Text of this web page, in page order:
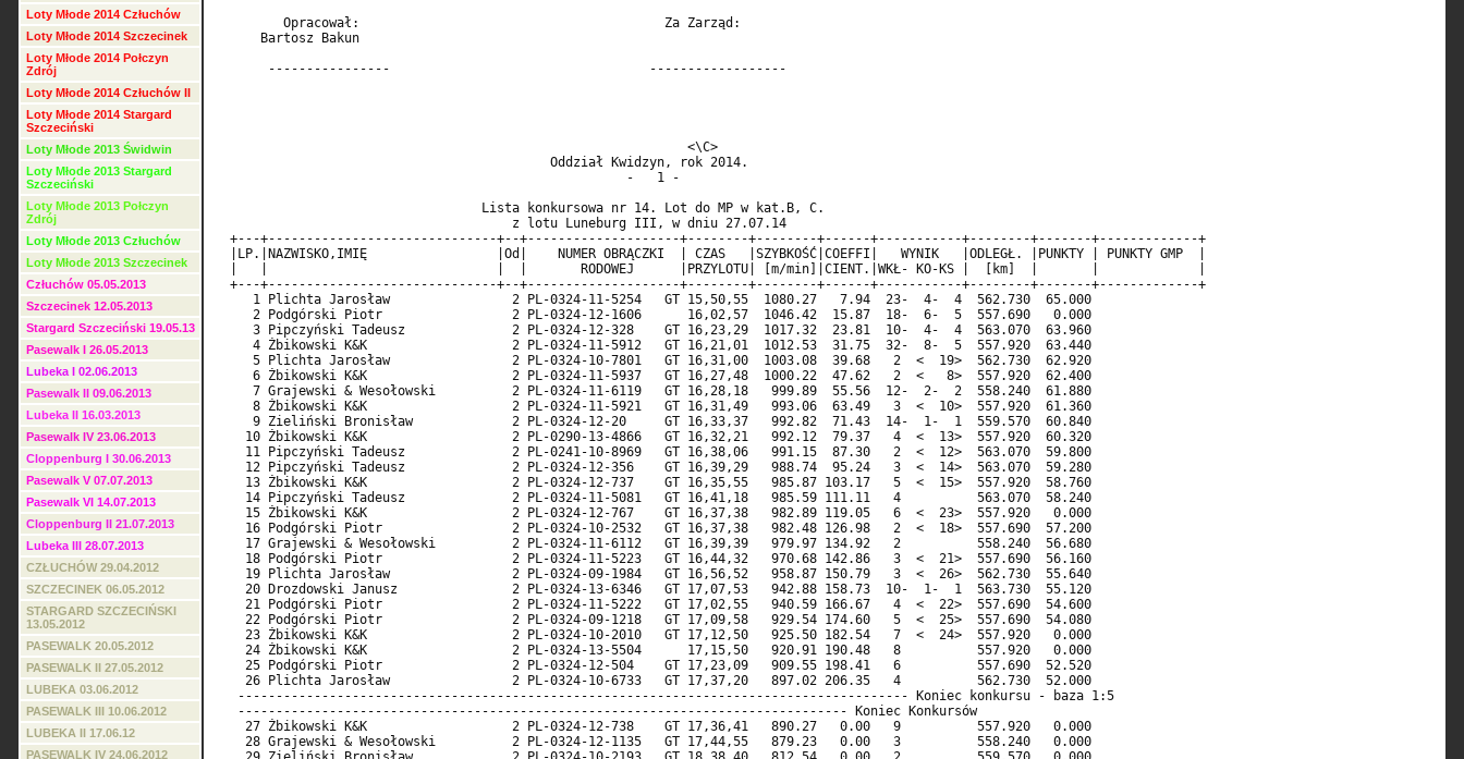
Loty Młode 2014 Człuchów
Loty Młode 2014 Szczecinek
Loty Młode 2014 Połczyn
Zdrój
Loty Młode 2014 Człuchów II
Loty Młode 2014 Stargard
Szczeciński
Loty Młode 2013 Świdwin
Loty Młode 2013 Stargard
Szczeciński
Loty Młode 2013 Połczyn
Zdrój
Loty Młode 2013 Człuchów
Loty Młode 2013 Szczecinek
Człuchów 05.05.2013
Szczecinek 12.05.2013
Stargard Szczeciński 19.05.13
Pasewalk I 26.05.2013
Lubeka I 02.06.2013
Pasewalk II 09.06.2013
Lubeka II 16.03.2013
Pasewalk IV 23.06.2013
Cloppenburg I 30.06.2013
Pasewalk V 07.07.2013
Pasewalk VI 14.07.2013
Cloppenburg II 21.07.2013
Lubeka III 28.07.2013
CZŁUCHÓW 29.04.2012
SZCZECINEK 06.05.2012
STARGARD SZCZECIŃSKI
13.05.2012
PASEWALK 20.05.2012
PASEWALK II 27.05.2012
LUBEKA 03.06.2012
PASEWALK III 10.06.2012
LUBEKA II 17.06.12
PASEWALK IV 24.06.2012
         Opracował:                                        Za Zarząd:
      Bartosz Bakun
       ----------------                                  ------------------
                                                              <\C>
                                            Oddział Kwidzyn, rok 2014.
                                                      -   1 -
                                   Lista konkursowa nr 14. Lot do MP w kat.B, C.
                                       z lotu Luneburg III, w dniu 27.07.14
  +---+------------------------------+--+--------------------+--------+--------+------+-----------+--------+-------+-------------+
  |LP.|NAZWISKO,IMIĘ                 |Od|    NUMER OBRĄCZKI  | CZAS   |SZYBKOŚĆ|COEFFI|   WYNIK   |ODLEGŁ. |PUNKTY | PUNKTY GMP  |
  |   |                              |  |       RODOWEJ      |PRZYLOTU| [m/min]|CIENT.|WKŁ- KO-KS |  [km]  |       |             |
  +---+------------------------------+--+--------------------+--------+--------+------+-----------+--------+-------+-------------+
     1 Plichta Jarosław                2 PL-0324-11-5254   GT 15,50,55  1080.27   7.94  23-  4-  4  562.730  65.000
     2 Podgórski Piotr                 2 PL-0324-12-1606      16,02,57  1046.42  15.87  18-  6-  5  557.690   0.000
     3 Pipczyński Tadeusz              2 PL-0324-12-328    GT 16,23,29  1017.32  23.81  10-  4-  4  563.070  63.960
     4 Żbikowski K&K                   2 PL-0324-11-5912   GT 16,21,01  1012.53  31.75  32-  8-  5  557.920  63.440
     5 Plichta Jarosław                2 PL-0324-10-7801   GT 16,31,00  1003.08  39.68   2  <  19>  562.730  62.920
     6 Żbikowski K&K                   2 PL-0324-11-5937   GT 16,27,48  1000.22  47.62   2  <   8>  557.920  62.400
     7 Grajewski & Wesołowski          2 PL-0324-11-6119   GT 16,28,18   999.89  55.56  12-  2-  2  558.240  61.880
     8 Żbikowski K&K                   2 PL-0324-11-5921   GT 16,31,49   993.06  63.49   3  <  10>  557.920  61.360
     9 Zieliński Bronisław             2 PL-0324-12-20     GT 16,33,37   992.82  71.43  14-  1-  1  559.570  60.840
    10 Żbikowski K&K                   2 PL-0290-13-4866   GT 16,32,21   992.12  79.37   4  <  13>  557.920  60.320
    11 Pipczyński Tadeusz              2 PL-0241-10-8969   GT 16,38,06   991.15  87.30   2  <  12>  563.070  59.800
    12 Pipczyński Tadeusz              2 PL-0324-12-356    GT 16,39,29   988.74  95.24   3  <  14>  563.070  59.280
    13 Żbikowski K&K                   2 PL-0324-12-737    GT 16,35,55   985.87 103.17   5  <  15>  557.920  58.760
    14 Pipczyński Tadeusz              2 PL-0324-11-5081   GT 16,41,18   985.59 111.11   4          563.070  58.240
    15 Żbikowski K&K                   2 PL-0324-12-767    GT 16,37,38   982.89 119.05   6  <  23>  557.920   0.000
    16 Podgórski Piotr                 2 PL-0324-10-2532   GT 16,37,38   982.48 126.98   2  <  18>  557.690  57.200
    17 Grajewski & Wesołowski          2 PL-0324-11-6112   GT 16,39,39   979.97 134.92   2          558.240  56.680
    18 Podgórski Piotr                 2 PL-0324-11-5223   GT 16,44,32   970.68 142.86   3  <  21>  557.690  56.160
    19 Plichta Jarosław                2 PL-0324-09-1984   GT 16,56,52   958.87 150.79   3  <  26>  562.730  55.640
    20 Drozdowski Janusz               2 PL-0324-13-6346   GT 17,07,53   942.88 158.73  10-  1-  1  563.730  55.120
    21 Podgórski Piotr                 2 PL-0324-11-5222   GT 17,02,55   940.59 166.67   4  <  22>  557.690  54.600
    22 Podgórski Piotr                 2 PL-0324-09-1218   GT 17,09,58   929.54 174.60   5  <  25>  557.690  54.080
    23 Żbikowski K&K                   2 PL-0324-10-2010   GT 17,12,50   925.50 182.54   7  <  24>  557.920   0.000
    24 Żbikowski K&K                   2 PL-0324-13-5504      17,15,50   920.91 190.48   8          557.920   0.000
    25 Podgórski Piotr                 2 PL-0324-12-504    GT 17,23,09   909.55 198.41   6          557.690  52.520
    26 Plichta Jarosław                2 PL-0324-10-6733   GT 17,37,20   897.02 206.35   4          562.730  52.000
   ---------------------------------------------------------------------------------------- Koniec konkursu - baza 1:5
   -------------------------------------------------------------------------------- Koniec Konkursów
    27 Żbikowski K&K                   2 PL-0324-12-738    GT 17,36,41   890.27   0.00   9          557.920   0.000
    28 Grajewski & Wesołowski          2 PL-0324-12-1135   GT 17,44,55   879.23   0.00   3          558.240   0.000